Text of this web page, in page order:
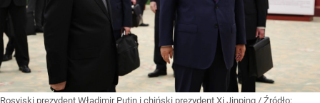
Rosyjski prezydent Władimir Putin i chiński prezydent Xi Jinping / Źródło: